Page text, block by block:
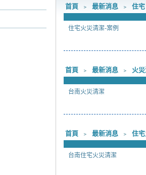
首頁 ﹥ 最新消息 ﹥ 住
住宅火災清潔-案例
首頁 ﹥ 最新消息 ﹥ 火
台南火災清潔
首頁 ﹥ 最新消息 ﹥ 住
台南住宅火災清潔